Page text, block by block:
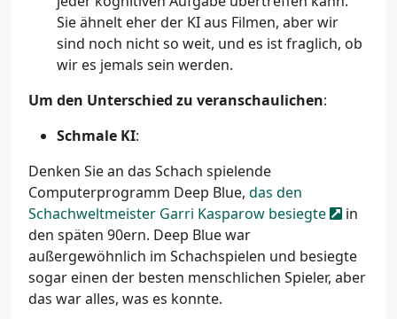
Sie ähnelt eher der KI aus Filmen, aber wir
sind noch nicht so weit, und es ist fraglich, ob
wir es jemals sein werden.
Um den Unterschied zu veranschaulichen:
Schmale KI:
Denken Sie an das Schach spielende
Computerprogramm Deep Blue, das den
Schachweltmeister Garri Kasparow besiegte
in
den späten 90ern. Deep Blue war
außergewöhnlich im Schachspielen und besiegte
sogar einen der besten menschlichen Spieler, aber
das war alles, was es konnte.